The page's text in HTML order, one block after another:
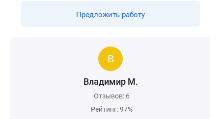
Предложить работу
Владимир М.
Отзывов: 6
Рейтинг: 97%